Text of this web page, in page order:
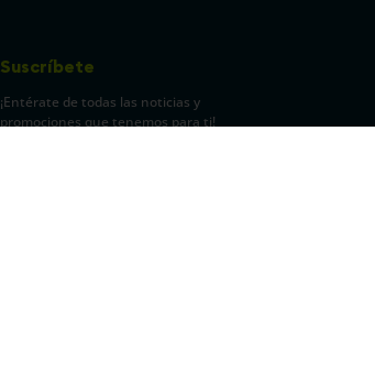
Suscríbete
¡Entérate de todas las noticias y
promociones que tenemos para ti!